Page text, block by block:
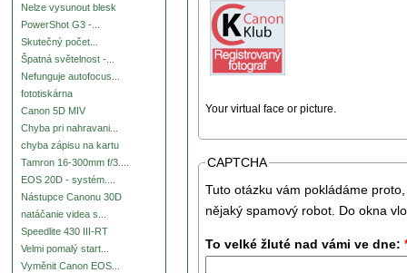
Nelze vysunout blesk
PowerShot G3 -...
Skutečný počet...
Špatná světelnost -...
Nefunguje autofocus...
fototiskárna
Canon 5D MIV
Chyba pri nahravani...
chyba zápisu na kartu
Tamron 16-300mm f/3....
EOS 20D - systém....
Nástupce Canonu 30D
natáčanie videa s...
Speedlite 430 III-RT
Velmi pomalý start...
Vyměnit Canon EOS...
Your virtual face or picture.
CAPTCHA
Tuto otázku vám pokládáme
nějaký spamový robot. Do okna
To velké žluté nad vámi ve dne: